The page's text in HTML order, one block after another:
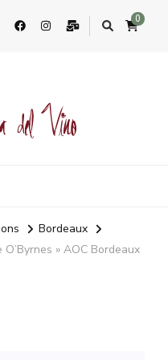
0
Bordeaux
» AOC Bordeaux